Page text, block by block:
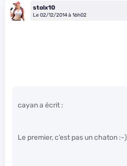
stolx10
Le 02/12/2014 à 16h02
cayan a écrit :
Le premier, c’est pas un chaton :-)